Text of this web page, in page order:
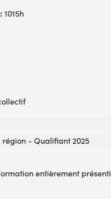
1015h
région - Qualifiant 2025
entièrement